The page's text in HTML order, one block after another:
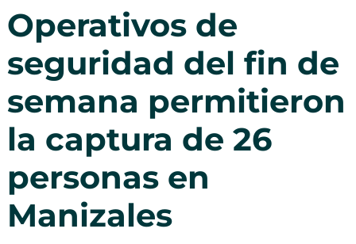
Operativos de
seguridad del fin de
semana permitieron
la captura de 26
personas en
Manizales